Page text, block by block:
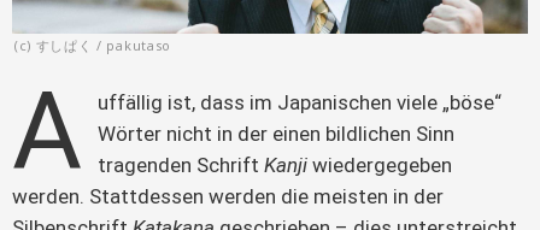
(c) すしぱく / pakutaso
A
uffällig ist, dass im Japanischen viele „böse“
Wörter nicht in der einen bildlichen Sinn
tragenden Schrift Kanji wiedergegeben
werden. Stattdessen werden die meisten in der